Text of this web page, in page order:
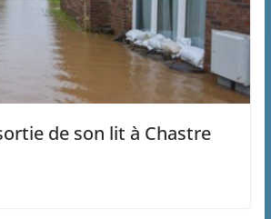
de son lit à Chastre